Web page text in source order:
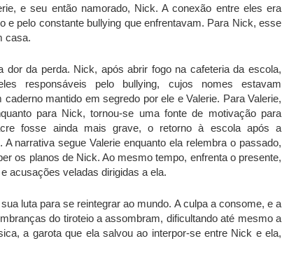
e seu então namorado, Nick. A conexão entre eles era
e pelo constante bullying que enfrentavam. Para Nick, esse
casa.
dor da perda. Nick, após abrir fogo na cafeteria da escola,
responsáveis pelo bullying, cujos nomes estavam
mantido em segredo por ele e Valerie. Para Valerie,
para Nick, tornou-se uma fonte de motivação para
fosse ainda mais grave, o retorno à escola após a
narrativa segue Valerie enquanto ela relembra o passado,
os planos de Nick. Ao mesmo tempo, enfrenta o presente,
acusações veladas dirigidas a ela.
luta para se reintegrar ao mundo. A culpa a consome, e a
do tiroteio a assombram, dificultando até mesmo a
a garota que ela salvou ao interpor-se entre Nick e ela,